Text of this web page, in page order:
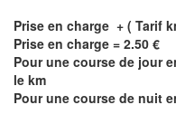
Prise en charge + ( Tarif
Prise en charge = 2.50 €
Pour une course de jour
le km
Pour une course de nuit